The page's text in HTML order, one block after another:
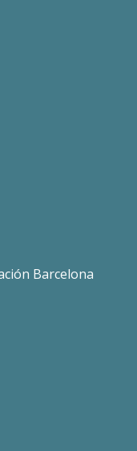
Barcelona